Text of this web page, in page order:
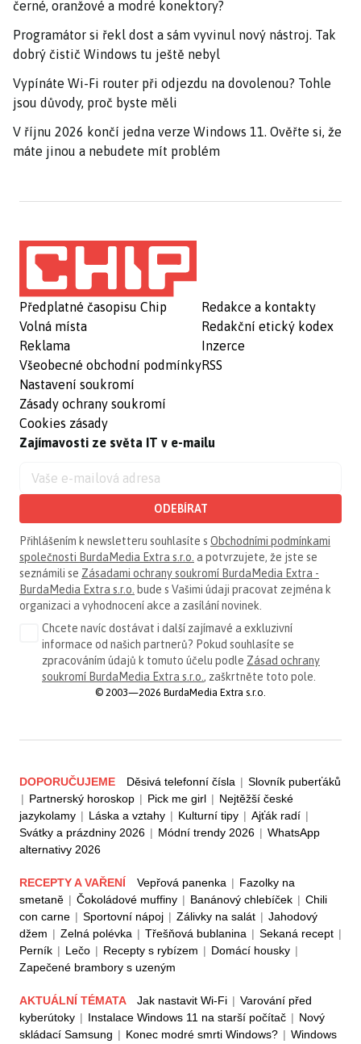
černé, oranžové a modré konektory?
Programátor si řekl dost a sám vyvinul nový nástroj. Tak
dobrý čistič Windows tu ještě nebyl
Vypínáte Wi-Fi router při odjezdu na dovolenou? Tohle
jsou důvody, proč byste měli
V říjnu 2026 končí jedna verze Windows 11. Ověřte si, že
máte jinou a nebudete mít problém
Předplatné časopisu Chip
Volná místa
Reklama
Všeobecné obchodní podmínky
Nastavení soukromí
Zásady ochrany soukromí
Cookies zásady
Redakce a kontakty
Redakční etický kodex
Inzerce
RSS
Zajímavosti ze světa IT v e-mailu
ODEBÍRAT
Přihlášením k newsletteru souhlasíte s Obchodními podmínkami
společnosti BurdaMedia Extra s.r.o. a potvrzujete, že jste se
seznámili se Zásadami ochrany soukromí BurdaMedia Extra -
BurdaMedia Extra s.r.o. bude s Vašimi údaji pracovat zejména k
organizaci a vyhodnocení akce a zasílání novinek.
Chcete navíc dostávat i další zajímavé a exkluzivní
informace od našich partnerů? Pokud souhlasíte se
zpracováním údajů k tomuto účelu podle Zásad ochrany
soukromí BurdaMedia Extra s.r.o., zaškrtněte toto pole.
© 2003—2026 BurdaMedia Extra s.r.o.
DOPORUČUJEME Děsivá telefonní čísla | Slovník puberťáků
| Partnerský horoskop | Pick me girl | Nejtěžší české
jazykolamy | Láska a vztahy | Kulturní tipy | Ajťák radí |
Svátky a prázdniny 2026 | Módní trendy 2026 | WhatsApp
alternativy 2026
RECEPTY A VAŘENÍ Vepřová panenka | Fazolky na
smetaně | Čokoládové muffiny | Banánový chlebíček | Chili
con carne | Sportovní nápoj | Zálivky na salát | Jahodový
džem | Zelná polévka | Třešňová bublanina | Sekaná recept |
Perník | Lečo | Recepty s rybízem | Domácí housky |
Zapečené brambory s uzeným
AKTUÁLNÍ TÉMATA Jak nastavit Wi-Fi | Varování před
kyberútoky | Instalace Windows 11 na starší počítač | Nový
skládací Samsung | Konec modré smrti Windows? | Windows